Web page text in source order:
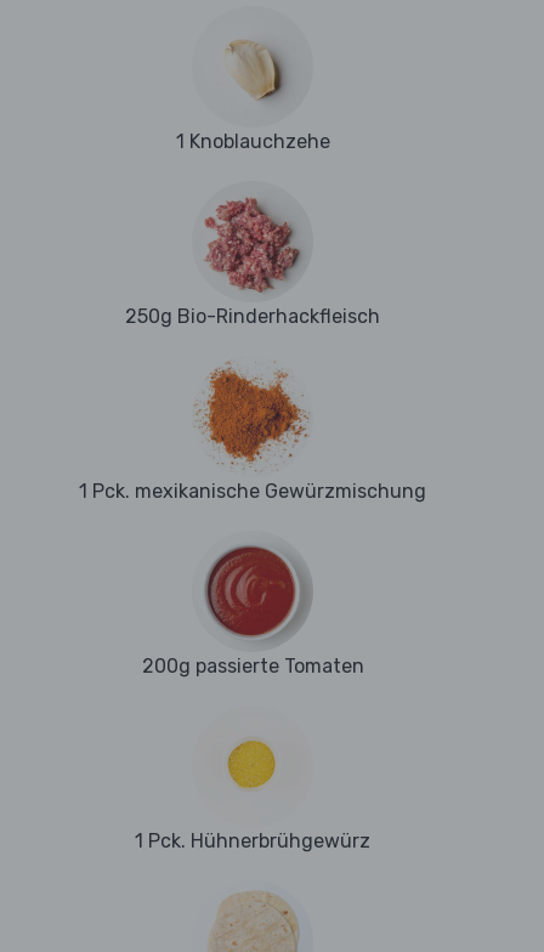
1 Knoblauchzehe
250g Bio-Rinderhackfleisch
1 Pck. mexikanische Gewürzmischung
200g passierte Tomaten
1 Pck. Hühnerbrühgewürz